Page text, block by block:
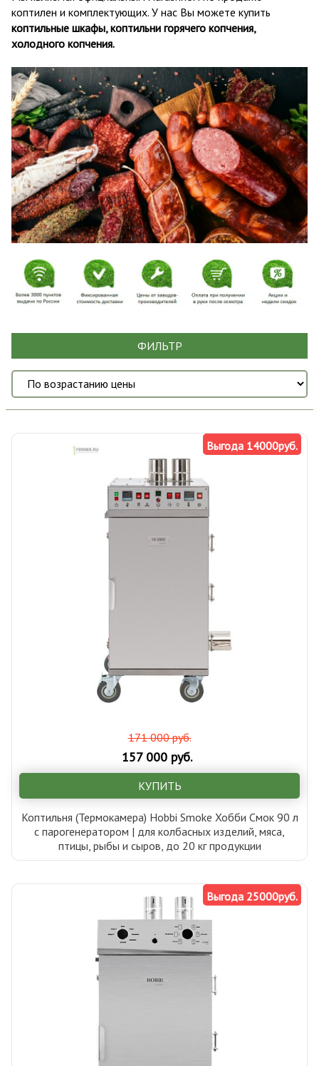
коптилен и комплектующих. У нас Вы можете купить
коптильные шкафы, коптильни горячего копчения,
холодного копчения.
ФИЛЬТР
Выгода 14000руб.
157 000 руб.
171 000 руб.
КУПИТЬ
Коптильня (Термокамера) Hobbi Smoke Хобби Смок 90 л
с парогенератором | для колбасных изделий, мяса,
птицы, рыбы и сыров, до 20 кг продукции
Выгода 25000руб.